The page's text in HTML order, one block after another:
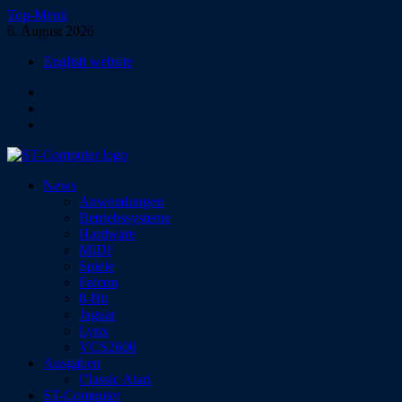
Zum
Inhalt
Top-Menü
6. August 2026
English website
ST-Computer
Das Magazin für Atari-Computer und -Konsolen
News
Anwendungen
Betriebssysteme
Hardware
MIDI
Spiele
Falcon
8-Bit
Jaguar
Lynx
VCS2600
Ausgaben
Classic Atari
ST-Computer